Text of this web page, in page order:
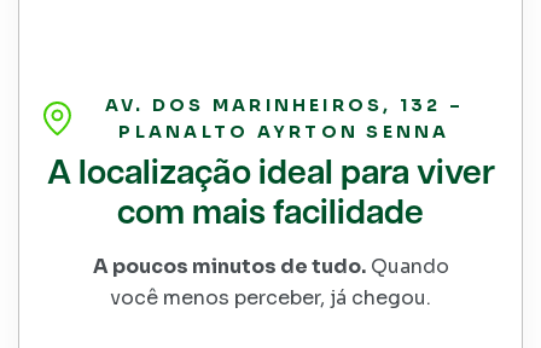
AV. DOS MARINHEIROS, 132 –
PLANALTO AYRTON SENNA
A localização ideal para viver
com mais facilidade
A poucos minutos de tudo.Quando
você menos perceber, já chegou.